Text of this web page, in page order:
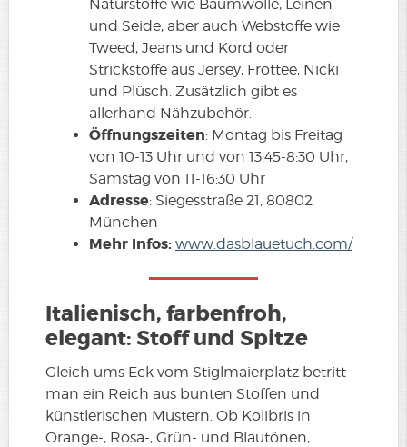
Naturstoffe wie Baumwolle, Leinen
und Seide, aber auch Webstoffe wie
Tweed, Jeans und Kord oder
Strickstoffe aus Jersey, Frottee, Nicki
und Plüsch. Zusätzlich gibt es
allerhand Nähzubehör.
Öffnungszeiten: Montag bis Freitag
von 10-13 Uhr und von 13:45-8:30 Uhr,
Samstag von 11-16:30 Uhr
Adresse: Siegesstraße 21, 80802
München
Mehr Infos: www.dasblauetuch.com/
Italienisch, farbenfroh,
elegant: Stoff und Spitze
Gleich ums Eck vom Stiglmaierplatz betritt
man ein Reich aus bunten Stoffen und
künstlerischen Mustern. Ob Kolibris in
Orange-, Rosa-, Grün- und Blautönen,